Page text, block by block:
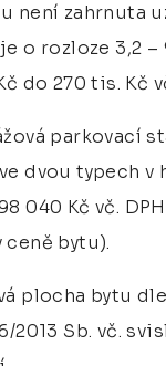
není zahrnuta
o rozloze 3,2 –
do 270 tis. Kč
parkovací
dvou typech v
040 Kč vč.
ceně bytu).
plocha bytu
2013 Sb. vč.